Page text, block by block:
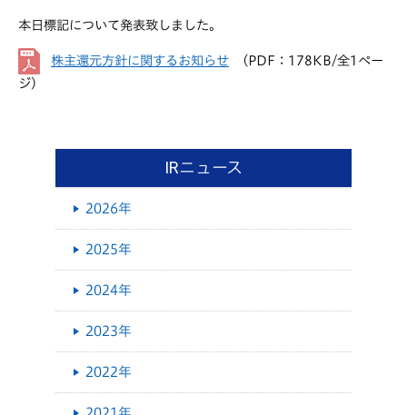
本日標記について発表致しました。
株主還元方針に関するお知らせ
（PDF：178KB/全1ペー
ジ）
IRニュース
2026年
2025年
2024年
2023年
2022年